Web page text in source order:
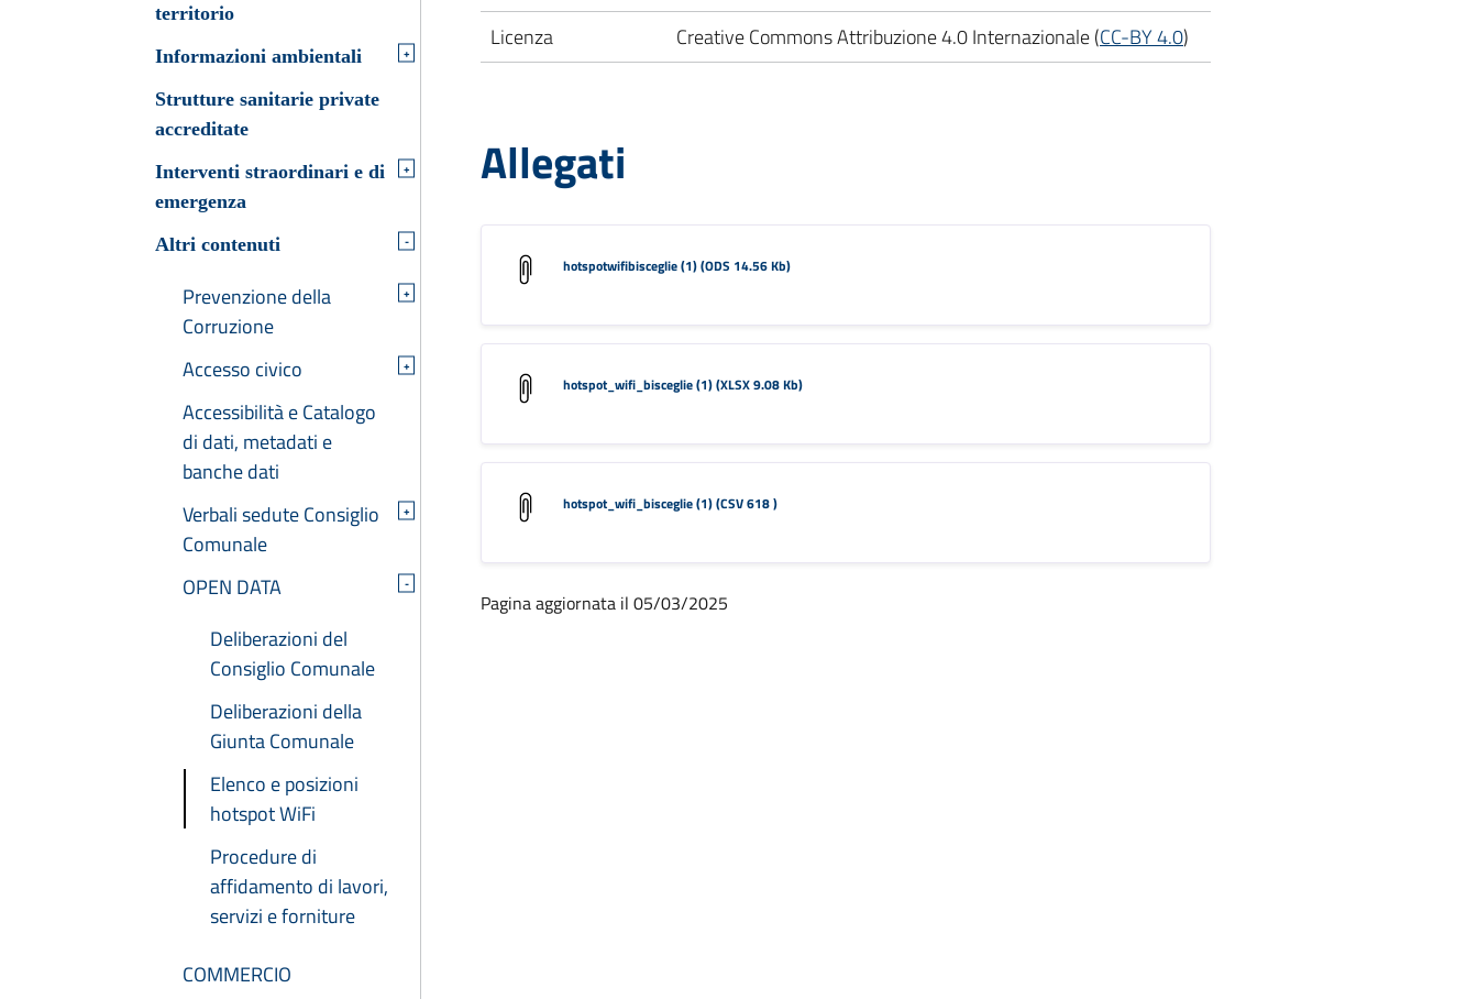
territorio
Informazioni ambientali
+
Strutture sanitarie private
accreditate
Interventi straordinari e di
emergenza
+
Altri contenuti -
Prevenzione della
Corruzione
+
Accesso civico +
Accessibilità e Catalogo
di dati, metadati e
banche dati
Verbali sedute Consiglio
Comunale
+
OPEN DATA -
Deliberazioni del
Consiglio Comunale
Deliberazioni della
Giunta Comunale
Elenco e posizioni
hotspot WiFi
Procedure di
affidamento di lavori,
servizi e forniture
COMMERCIO
Licenza Creative Commons Attribuzione 4.0 Internazionale (CC-BY 4.0)
Allegati
hotspotwifibisceglie (1) (ODS 14.56 Kb)
hotspot_wifi_bisceglie (1) (XLSX 9.08 Kb)
hotspot_wifi_bisceglie (1) (CSV 618 )
Pagina aggiornata il 05/03/2025